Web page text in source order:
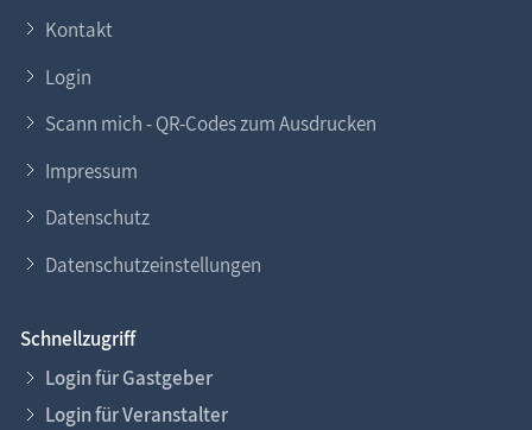
Kontakt
Login
Scann mich - QR-Codes zum Ausdrucken
Impressum
Datenschutz
Datenschutzeinstellungen
Schnellzugriff
Login für Gastgeber
Login für Veranstalter